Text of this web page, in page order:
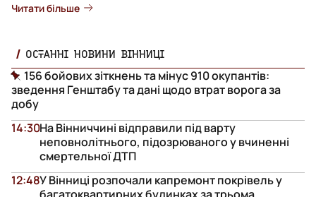
Читати більше
ОСТАННІ НОВИНИ ВІННИЦІ
156 бойових зіткнень та мінус 910 окупантів:
зведення Генштабу та дані щодо втрат ворога за
добу
На Вінниччині відправили під варту
неповнолітнього, підозрюваного у вчиненні
смертельної ДТП
14:30
У Вінниці розпочали капремонт покрівель у
12:48